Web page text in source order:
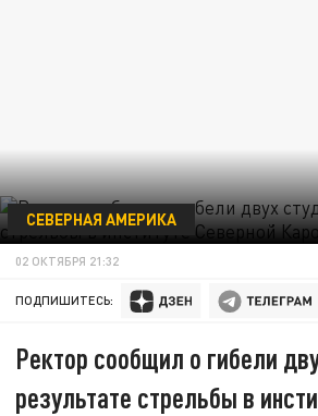
СЕВЕРНАЯ АМЕРИКА
02 ОКТЯБРЯ 21:32
ПОДПИШИТЕСЬ:
Ректор сообщил о гибели
результате стрельбы в